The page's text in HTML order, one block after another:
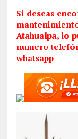
Si deseas
Atahualpa, lo
numero
whatsapp